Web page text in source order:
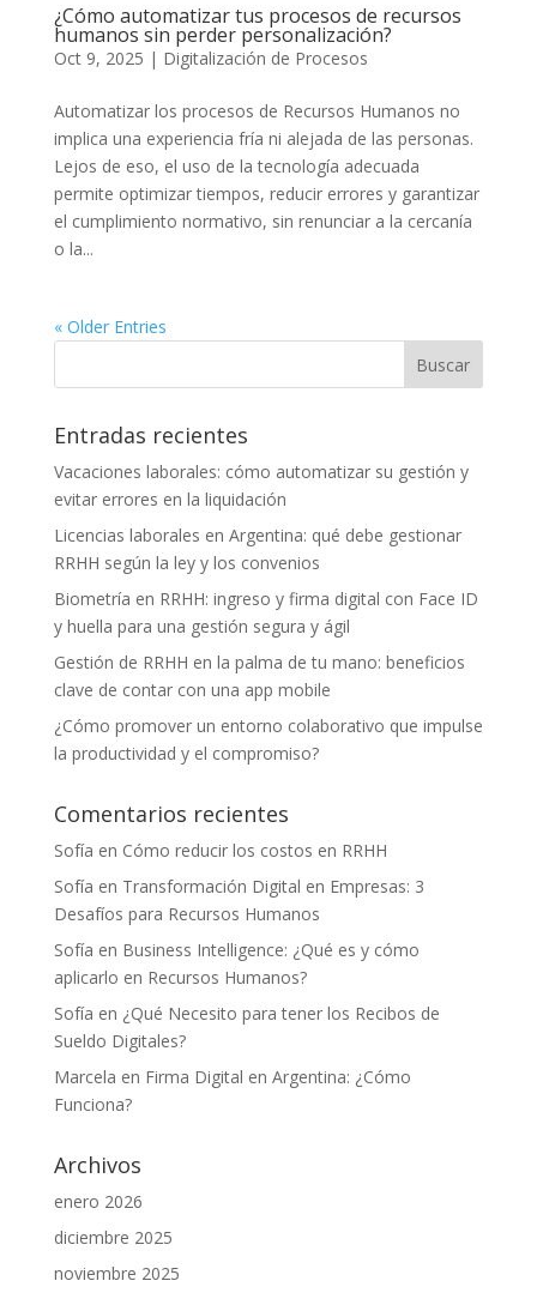
¿Cómo automatizar tus procesos de recursos
humanos sin perder personalización?
Oct 9, 2025 | Digitalización de Procesos
Automatizar los procesos de Recursos Humanos no
implica una experiencia fría ni alejada de las personas.
Lejos de eso, el uso de la tecnología adecuada
permite optimizar tiempos, reducir errores y garantizar
el cumplimiento normativo, sin renunciar a la cercanía
o la...
« Older Entries
Entradas recientes
Vacaciones laborales: cómo automatizar su gestión y
evitar errores en la liquidación
Licencias laborales en Argentina: qué debe gestionar
RRHH según la ley y los convenios
Biometría en RRHH: ingreso y firma digital con Face ID
y huella para una gestión segura y ágil
Gestión de RRHH en la palma de tu mano: beneficios
clave de contar con una app mobile
¿Cómo promover un entorno colaborativo que impulse
la productividad y el compromiso?
Comentarios recientes
Sofía en Cómo reducir los costos en RRHH
Sofía en Transformación Digital en Empresas: 3
Desafíos para Recursos Humanos
Sofía en Business Intelligence: ¿Qué es y cómo
aplicarlo en Recursos Humanos?
Sofía en ¿Qué Necesito para tener los Recibos de
Sueldo Digitales?
Marcela en Firma Digital en Argentina: ¿Cómo
Funciona?
Archivos
enero 2026
diciembre 2025
noviembre 2025